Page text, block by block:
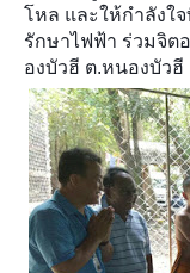
โหล และให้กำลังใ
รักษาไฟฟ้า ร่วมจิ
องบัวฮี ต.หนองบัว